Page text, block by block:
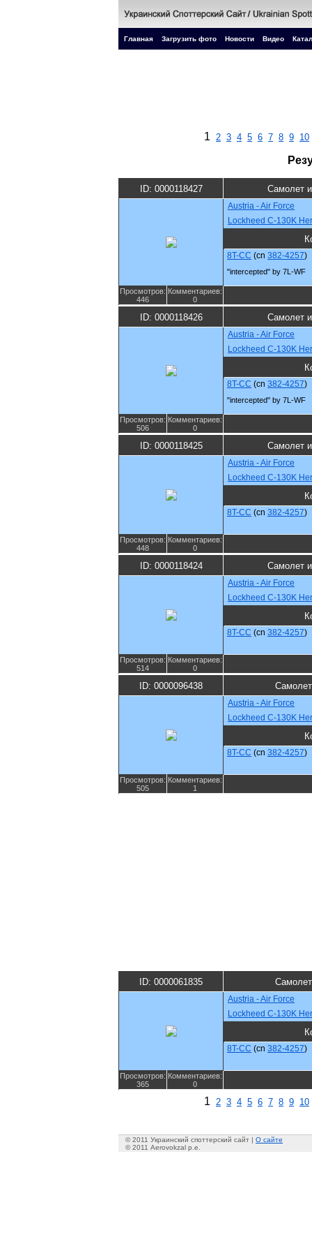
Главная Загрузить фото Новости Видео
1 2 3 4 5 6 7 8 9 10
ID: 0000118427 Самолет
Austria - Air Force
Lockheed C-130K
8T-CC (cn 382-4257)
"intercepted" by 7L-WF
Просмотров:
446
Комментариев:
0
ID: 0000118426 Самолет
Austria - Air Force
Lockheed C-130K
8T-CC (cn 382-4257)
"intercepted" by 7L-WF
Просмотров:
506
Комментариев:
0
ID: 0000118425 Самолет
Austria - Air Force
Lockheed C-130K
8T-CC (cn 382-4257)
Просмотров:
448
Комментариев:
0
ID: 0000118424 Самолет
Austria - Air Force
Lockheed C-130K
8T-CC (cn 382-4257)
Просмотров:
514
Комментариев:
0
ID: 0000096438
Austria - Air Force
Lockheed C-130K
8T-CC (cn 382-4257)
Просмотров:
505
Комментариев:
1
ID: 0000061835
Austria - Air Force
Lockheed C-130K
8T-CC (cn 382-4257)
Просмотров:
365
Комментариев:
0
1 2 3 4 5 6 7 8 9 10
© 2011 Украинский споттерский сайт | О сайте
© 2011 Aerovokzal p.e.